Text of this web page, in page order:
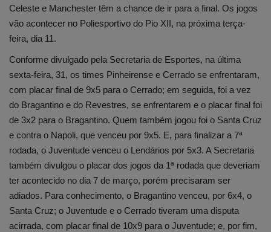
Celeste e Manchester têm a chance de ir para a final. Os jogos
vão acontecer no Poliesportivo do Pio XII, na próxima terça-
feira, dia 11.
Conforme divulgado pela Secretaria de Esportes, na última
sexta-feira, 31, os times Pinheirense e Cerrado se enfrentaram,
com placar final de 9x5 para o Cerrado; em seguida, foi a vez
do Bragantino e do Revestres, se enfrentarem e o placar final foi
de 3x2 para o Bragantino. Quem também jogou foi o Santa Cruz
e contra o Napoli, que venceu por 9x5. E, para finalizar a 7ª
rodada, o Juventude venceu o Lendários por 5x3. A Secretaria
também divulgou o placar dos jogos da 1ª rodada que deveriam
ter acontecido no dia 7 de março, porém precisaram ser
adiados. Para conhecimento, o Bragantino venceu, por 6x4, o
Santa Cruz; o Juventude e o Cerrado tiveram uma disputa
acirrada, com placar final de 10x9 para o Juventude; e, por fim,